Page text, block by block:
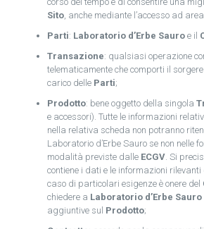
Sito, anche mediante l’accesso ad
Parti: Laboratorio d’Erbe Sauroe il
Transazione: qualsiasi operazione
telematicamente che comporti il
carico delle Parti;
Prodotto: bene oggetto della singola
e accessori). Tutte le informazioni
nella relativa scheda non potranno
Laboratorio d’Erbe Sauro se non nelle
modalità previste dalle ECGV. Si
contiene i dati e le informazioni rilevanti
caso di particolari esigenze è onere del
chiedere a Laboratorio d’Erbe Sauro
aggiuntive sul Prodotto;